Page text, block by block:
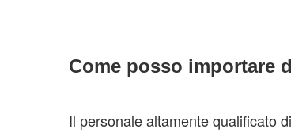
Come posso importare
Il personale altamente qualificato